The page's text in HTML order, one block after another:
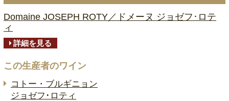
Domaine JOSEPH ROTY／ドメーヌ ジョゼフ･ロテ
ィ
詳細を見る
この生産者のワイン
コトー・ブルギニョン
ジョゼフ･ロティ